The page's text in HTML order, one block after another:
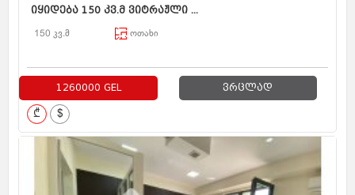
იყიდება 150 კვ.მ ვიტრაჟლი ...
150 კვ.მ ოთახი
1260000 GEL ვრცლად
₾ $